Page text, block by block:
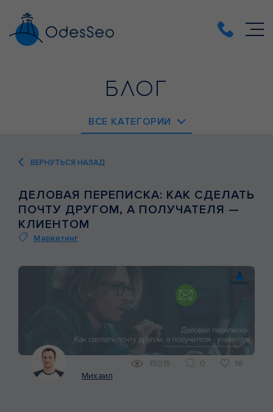
БЛОГ
ВСЕ КАТЕГОРИИ
SEO
ВЕБ-РАЗРАБОТКА
ВЕРНУТЬСЯ НАЗАД
ДЕЛОВАЯ ПЕРЕПИСКА: КАК СДЕЛАТЬ
ПОЧТУ ДРУГОМ, А ПОЛУЧАТЕЛЯ —
КЛИЕНТОМ
Маркетинг
Михаил
15015 0 16